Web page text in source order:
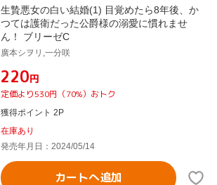
生贄悪女の白い結婚(1) 目覚めたら8年後、か
つては護衛だった公爵様の溺愛に慣れませ
ん！ ブリーゼC
廣本シヲリ,一分咲
¥220円
定価より530円（70%）おトク
獲得ポイント 2P
在庫あり
発売年月日：2024/05/14
カートへ追加